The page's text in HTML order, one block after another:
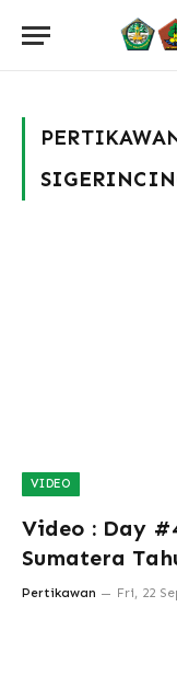
VIDEO
Video : Day
Sumatera
Pertikawan Fri, 22